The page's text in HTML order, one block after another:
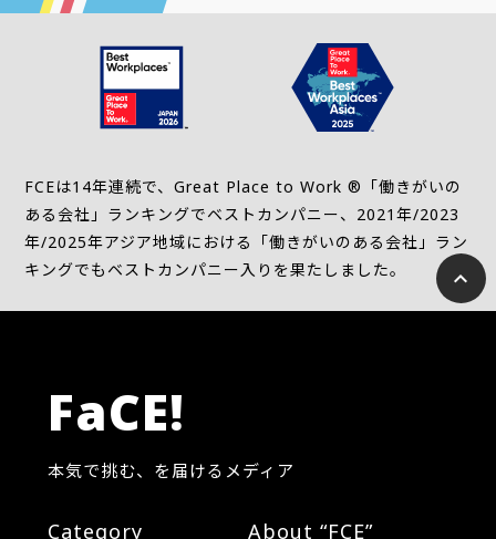
FCEは14年連続で、Great Place to Work ®「働きがいの
ある会社」ランキングでベストカンパニー、2021年/2023
年/2025年アジア地域における「働きがいのある会社」ラン
キングでもベストカンパニー入りを果たしました。
FaCE!
本気で挑む、を届けるメディア
Category About “FCE”